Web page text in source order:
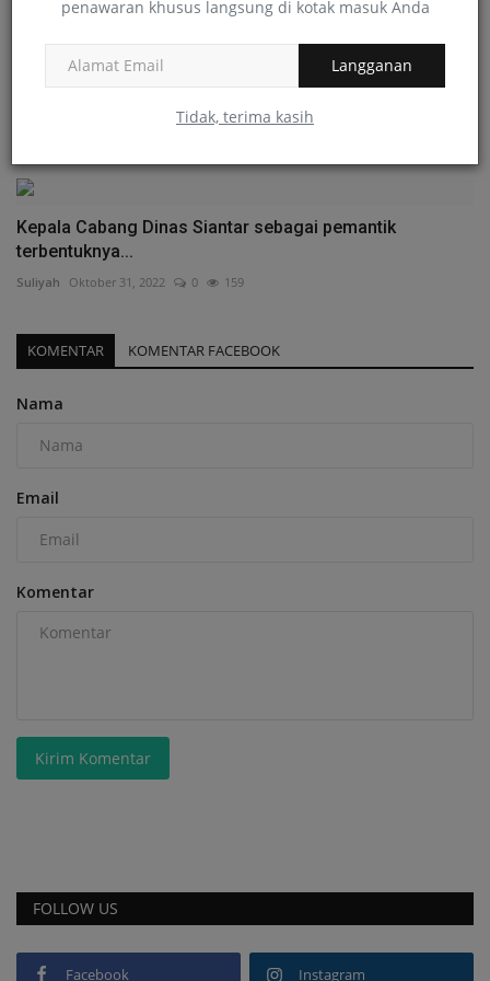
penawaran khusus langsung di kotak masuk Anda
Langganan
Tidak, terima kasih
PKBM Insan Cendikia Bekerja Sama dengan KOMNAS
Kepala Cabang Dinas Siantar sebagai pemantik
terbentuknya...
Suliyah Oktober 31, 2022 0 159
KOMENTAR KOMENTAR FACEBOOK
Nama
Email
Komentar
Kirim Komentar
FOLLOW US
Facebook Instagram